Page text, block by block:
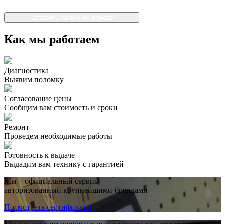
Как мы работаем
Диагностика
Выявим поломку
Согласование цены
Сообщим вам стоимость и сроки
Ремонт
Проведем необходимые работы
Готовность к выдаче
Выдадим вам технику с гарантией
Мы – официальный сервис,
авторизованный крупнейшими брендами
Посмотреть сертификаты